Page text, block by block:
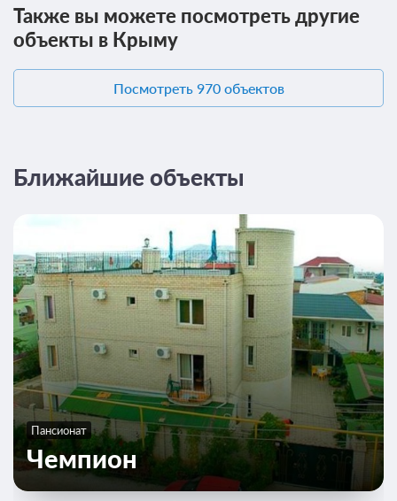
Также вы можете посмотреть другие
объекты в Крыму
Посмотреть 970 объектов
Ближайшие объекты
Пансионат
Чемпион